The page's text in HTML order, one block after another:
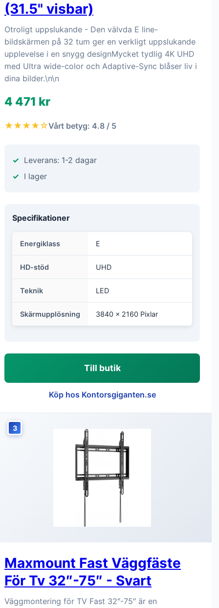
(31.5" visbar)
Otroligt uppslukande - Den välvda E line-
bildskärmen på 32 tum ger en verkligt uppslukande
upplevelse i en snygg designMycket tydlig 4K UHD
med Ultra wide-color och Adaptive-Sync blåser liv i
dina bilder.\n\n
4 471 kr
★★★★☆Vårt betyg: 4.8 / 5
Leverans: 1-2 dagar
I lager
Specifikationer
Energiklass E
HD-stöd UHD
Teknik LED
Skärmupplösning 3840 x 2160 Pixlar
Till butik
Köp hos Kontorsgiganten.se
3
Maxmount Fast Väggfäste
För Tv 32″-75″ - Svart
Väggmontering för TV Fast 32″-75″ är en